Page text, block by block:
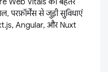
Web Vitals को बेहतर
परफ़ॉर्मेंस से जुड़ी सुविधाएं
Angular, और Nuxt